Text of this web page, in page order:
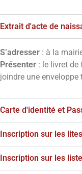
sur notre site
ci-dessous
Extrait d'acte de
S’adresser : à la
Présenter : le livret de
joindre une enveloppe
Carte d'identité et
Inscription sur les
Inscription sur les